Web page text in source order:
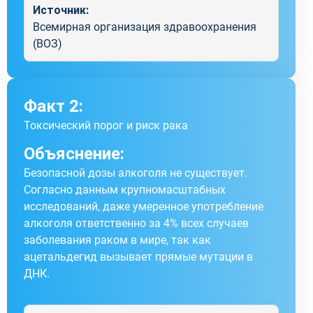
Источник:
Всемирная организация здравоохранения
(ВОЗ)
Факт 2:
Токсический порог и риск рака
Объяснение:
Безопасной дозы алкоголя не существует.
Согласно данным крупномасштабных
исследований, даже умеренное употребление
алкоголя ответственно за 4% всех случаев
заболевания раком в мире, так как
ацетальдегид вызывает прямые мутации в
ДНК.